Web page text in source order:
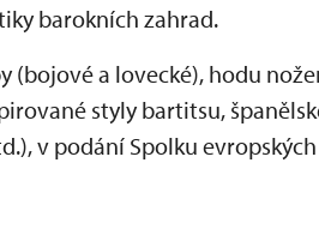
barokních zahrad.
(bojové a lovecké), hodu
styly bartitsu,
v podání Spolku evropských